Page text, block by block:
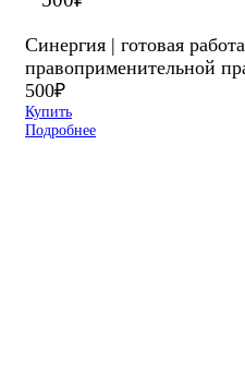
Синергия | готовая
правоприменительной
500₽
Купить
Подробнее